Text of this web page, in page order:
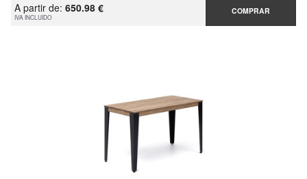
A partir de: 650.98 €
IVA INCLUIDO
COMPRAR